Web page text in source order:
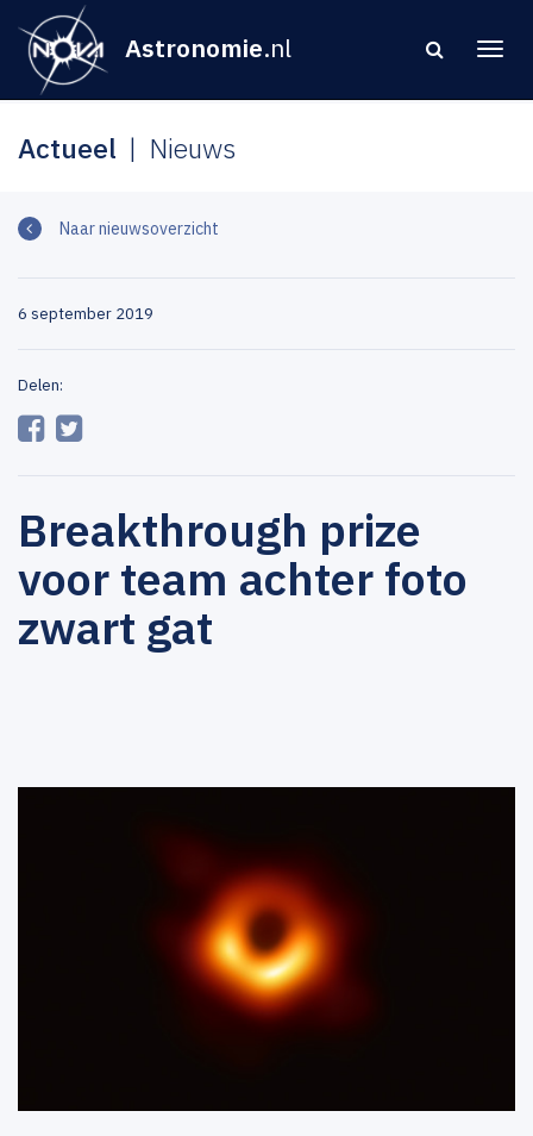
Astronomie.nl
Actueel Nieuws
Naar nieuwsoverzicht
6 september 2019
Delen:
Breakthrough prize
voor team achter foto
zwart gat